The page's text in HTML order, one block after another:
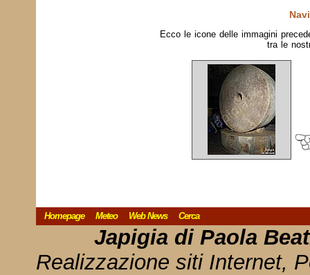
Ecco le icone delle immagini
tra le
Homepage Meteo Web News Cerca
Japigia di Paola
Realizzazione siti Internet,